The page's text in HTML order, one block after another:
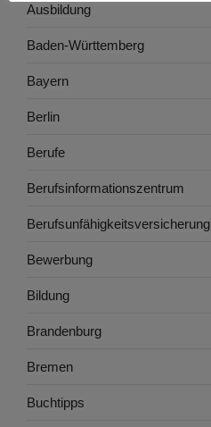
Ausbildung
Baden-Württemberg
Bayern
Berlin
Berufe
Berufsinformationszentrum
Berufsunfähigkeitsversicherung
Bewerbung
Bildung
Brandenburg
Bremen
Buchtipps